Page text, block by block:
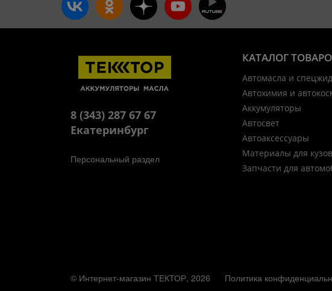
КАТАЛОГ
Автомасла и
Автохимия и
Аккумуляторы
Автосвет
Автоаксессуары
Материалы для
Запчасти для
8 (343) 287 67 67
Екатеринбург
Персональный раздел
© Интернет-магазин ТЕКТОР, 2026 Политика